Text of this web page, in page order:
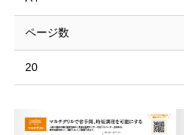
ページ数
20